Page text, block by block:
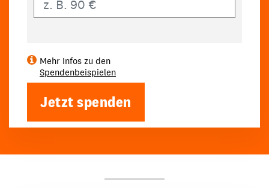
Mehr Infos zu den
Spendenbeispielen
Jetzt spenden